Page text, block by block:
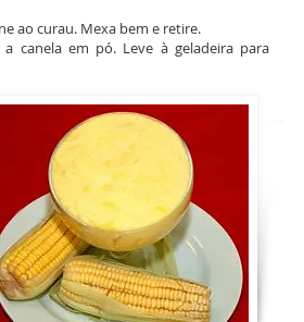
ao curau. Mexa bem e retire.
canela em pó. Leve à geladeira para